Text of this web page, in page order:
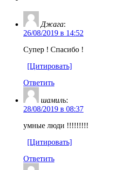
Джага:
26/08/2019 в 14:52
Супер ! Спасибо !
[Цитировать]
Ответить
шамиль:
28/08/2019 в 08:37
умные люди !!!!!!!!!
[Цитировать]
Ответить